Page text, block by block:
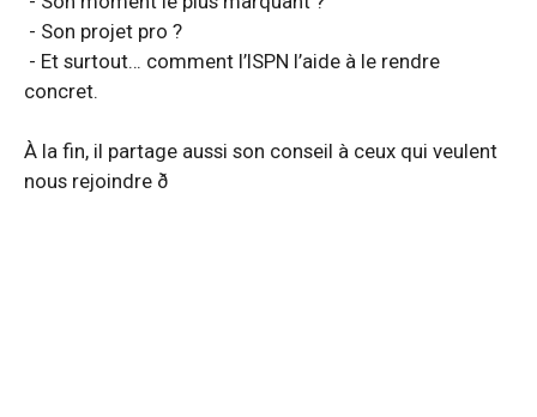
- Son projet pro ?
- Et surtout… comment l’ISPN l’aide à le rendre
concret.
À la fin, il partage aussi son conseil à ceux qui veulent
nous rejoindre ð